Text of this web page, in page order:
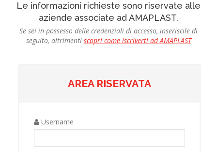
Le informazioni richieste sono riservate alle
aziende associate ad AMAPLAST.
Se sei in possesso delle credenziali di accesso, inseriscile di
seguito, altrimenti scopri come iscriverti ad AMAPLAST
AREA RISERVATA
Username